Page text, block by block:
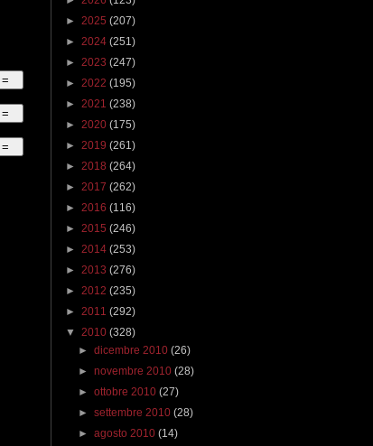
► 2025 (207)
► 2024 (251)
► 2023 (247)
► 2022 (195)
► 2021 (238)
► 2020 (175)
► 2019 (261)
► 2018 (264)
► 2017 (262)
► 2016 (116)
► 2015 (246)
► 2014 (253)
► 2013 (276)
► 2012 (235)
► 2011 (292)
▼ 2010 (328)
►dicembre 2010(26)
►novembre 2010(28)
►ottobre 2010(27)
►settembre 2010(28)
►agosto 2010(14)